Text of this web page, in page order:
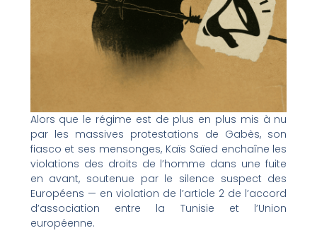
Alors que le régime est de plus en plus mis à nu
par les massives protestations de Gabès, son
fiasco et ses mensonges, Kaïs Saïed enchaîne les
violations des droits de l’homme dans une fuite
en avant, soutenue par le silence suspect des
Européens — en violation de l’article 2 de l’accord
d’association entre la Tunisie et l’Union
européenne.